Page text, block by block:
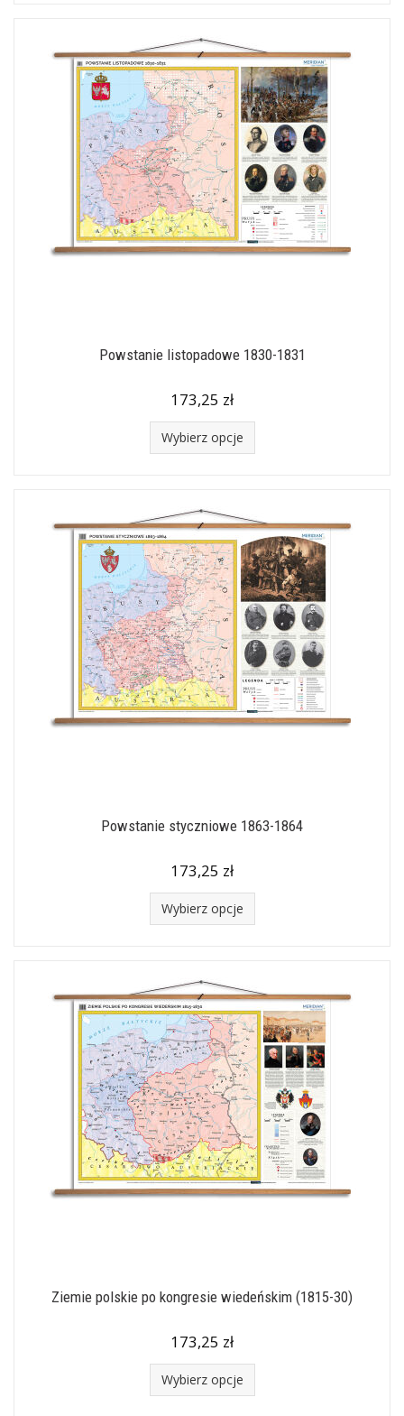
Powstanie listopadowe 1830-1831
173,25 zł
Wybierz opcje
Powstanie styczniowe 1863-1864
173,25 zł
Wybierz opcje
Ziemie polskie po kongresie wiedeńskim (1815-30)
173,25 zł
Wybierz opcje